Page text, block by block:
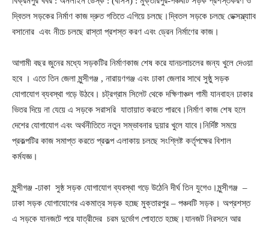
দ্বিতল সড়কের নির্মাণ কাজ দ্রুত গতিতে এগিয়ে চলছে।দ্বিতল সড়কে চলছে ডেক্সস্ল্যাাব
বসানোর এবং নীচে চলছে রাস্তা প্রশস্ত করণ এবং ড্রেন নির্মাণের কাজ।
আগামী বছর জুনের মধ্যে সড়কটির নির্মাণকাজ শেষ করে যানচলাচলের জন্য খুলে দেওয়া
হবে । এতে তিন জেলা মুন্সীগঞ্জ , নারায়ণগঞ্জ এবং ঢাকা জেলার সাথে সুষ্ঠু সড়ক
যোগাযোগ ব্যবস্থা গড়ে উঠবে। চট্রগ্রাম সিলেট থেকে দক্ষিণাঞ্চল গামী যানবাহন ঢাকার
ভিতর দিয়ে না যেয়ে এ সড়কে সরাসরি যাতায়াত করতে পারবে।নির্মাণ কাজ শেষ হলে
দেশের যোগাযোগ এবং অর্থনীতিতে নতুন সম্ভাবনার দুয়ার খুলে যাবে।নির্দিষ্ট সময়ে
প্রকল্পটির কাজ সমাপ্ত করতে প্রকল্প এলাকায় চলছে সংশ্লিষ্ট কর্তৃপক্ষের বিশাল
কর্মযজ্ঞ।
মুন্সীগঞ্জ -ঢাকা সুষ্ঠ সড়ক যোগাযোগ ব্যবস্থা গড়ে উঠেনি দীর্ঘ তিন যুগেও।মুন্সীগঞ্জ –
ঢাকা সড়ক যোগাযোগের একমাত্র সড়ক হচ্ছে মুক্তারপুর – পঞ্চবটি সড়ক। অপ্রশস্ত
এ সড়কে যানজটে পরে যাত্রীদের চরম দুর্ভোগ পোহাতে হচ্ছে।যানজট নিরসনে আর